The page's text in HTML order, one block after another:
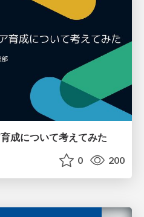
成について考えてみた
0 200